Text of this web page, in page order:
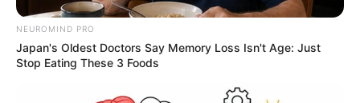
NEUROMIND PRO
Japan's Oldest Doctors Say Memory Loss Isn't Age: Just
Stop Eating These 3 Foods